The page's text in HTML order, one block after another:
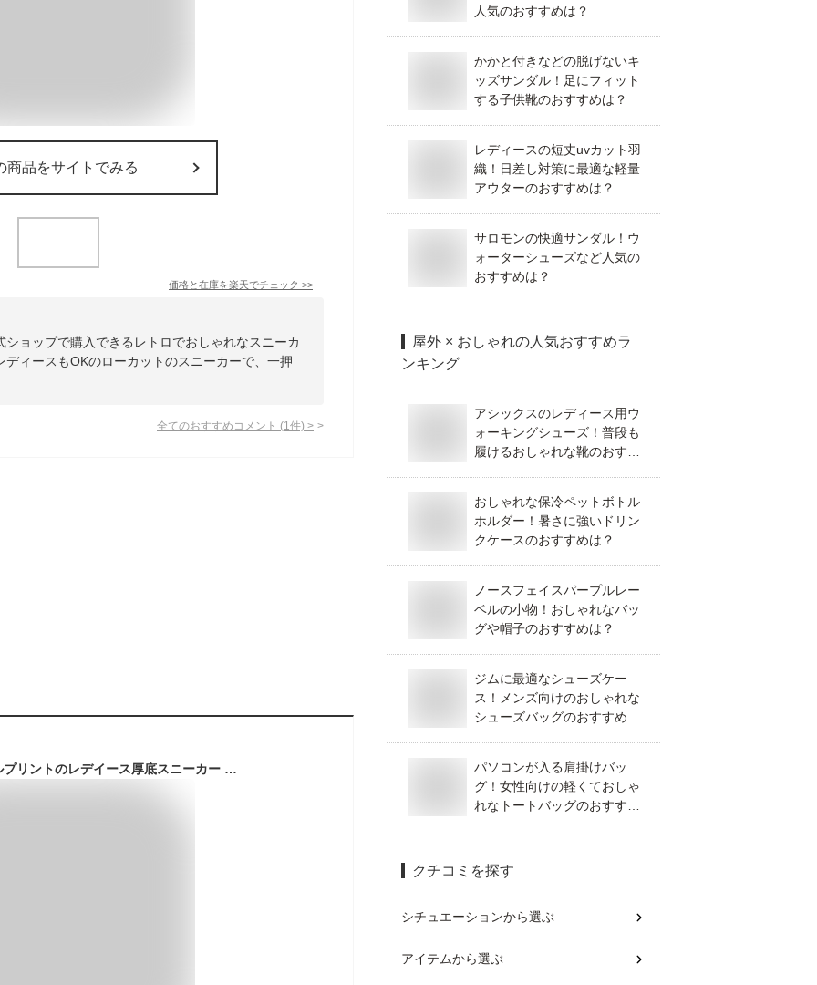
商品をサイトでみる
価格と在庫を楽天でチェック >>
ョップで購入できるレトロでおしゃれなスニーカ
ィースもOKのローカットのスニーカーで、一押
全てのおすすめコメント (1 件) >
[デシグアル] アニマルプリントのレデイース厚底スニーカー マルチ 41
人気のおすすめは？
かかと付きなどの脱げないキ
ッズサンダル！足にフィット
する子供靴のおすすめは？
レディースの短丈uvカット羽
織！日差し対策に最適な軽量
アウターのおすすめは？
サロモンの快適サンダル！ウ
ォーターシューズなど人気の
おすすめは？
屋外 × おしゃれの人気おすすめラ
ンキング
アシックスのレディース用ウ
ォーキングシューズ！普段も
履けるおしゃれな靴のおすす
おしゃれな保冷ペットボトル
ホルダー！暑さに強いドリン
クケースのおすすめは？
ノースフェイスパープルレー
ベルの小物！おしゃれなバッ
グや帽子のおすすめは？
ジムに最適なシューズケー
ス！メンズ向けのおしゃれな
シューズバッグのおすすめ
パソコンが入る肩掛けバッ
グ！女性向けの軽くておしゃ
れなトートバッグのおすすめ
クチコミを探す
シチュエーションから選ぶ
アイテムから選ぶ